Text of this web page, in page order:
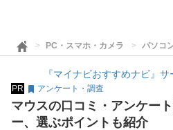
PC・スマホ・カメラ パソコ
『マイナビおすすめナビ』
PR アンケート・調査
マウスの口コミ・アンケー
ー、選ぶポイントも紹介